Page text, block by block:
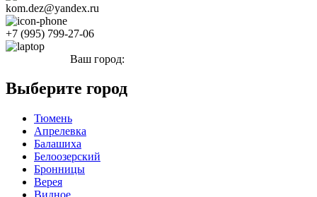
kom.dez@yandex.ru
+7 (995) 799-27-06
Ваш город:
Выберите город
Тюмень
Апрелевка
Балашиха
Белоозерский
Бронницы
Верея